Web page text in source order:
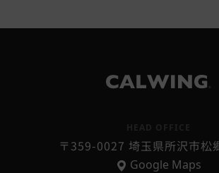
〒359-0027 埼玉県所沢市松
Google Maps